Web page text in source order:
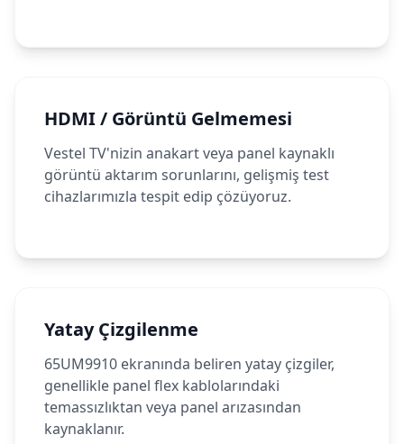
HDMI / Görüntü Gelmemesi
Vestel TV'nizin anakart veya panel kaynaklı
görüntü aktarım sorunlarını, gelişmiş test
cihazlarımızla tespit edip çözüyoruz.
Yatay Çizgilenme
65UM9910 ekranında beliren yatay çizgiler,
genellikle panel flex kablolarındaki
temassızlıktan veya panel arızasından
kaynaklanır.